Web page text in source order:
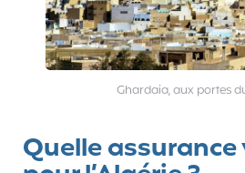
Ghardaia, aux portes
Quelle assurance